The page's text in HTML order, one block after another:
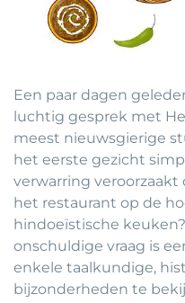
Een paar dagen
luchtig gesprek met
meest nieuwsgierige
het eerste gezicht
verwarring veroorzaakt
het restaurant op de
hindoeïstische
onschuldige vraag is
enkele taalkundige,
bijzonderheden te